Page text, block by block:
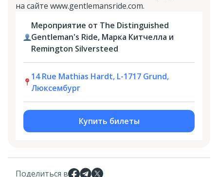
на сайте www.gentlemansride.com.
Мероприятие от The Distinguished
Gentleman's Ride, Марка Китчелла и
Remington Silversteed
14 Rue Mathias Hardt, L-1717 Grund,
Люксембург
Купить билеты
Поделиться в